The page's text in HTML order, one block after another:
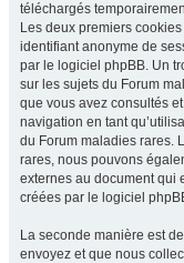
téléchargés
Les deux premiers
identifiant anonyme de
par le logiciel phpBB. Un
sur les sujets du Forum
que vous avez consultés
navigation en tant
du Forum maladies rares.
rares, nous pouvons
externes au document qui
créées par le logiciel
La seconde manière est
envoyez et que nous